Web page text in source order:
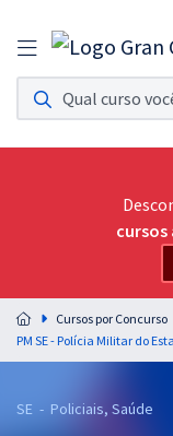
Assinatura
Acesso a todos os
Assinatura OAB
Acesso ilimitado a toda
Residências
Preparação completa e
residências em saúde
cursos
Cursos por Concurso
SE - Policiais, Saúde